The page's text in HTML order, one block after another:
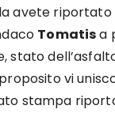
avete riportato
Tomatisa
stato
vi
stampa